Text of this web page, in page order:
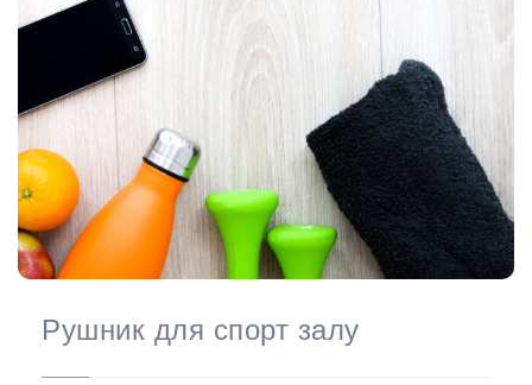
Рушник для спорт залу